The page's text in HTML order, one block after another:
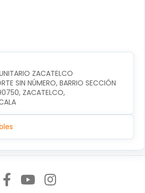
ZACATELCO
SIN NÚMERO, BARRIO SECCIÓN
ZACATELCO,